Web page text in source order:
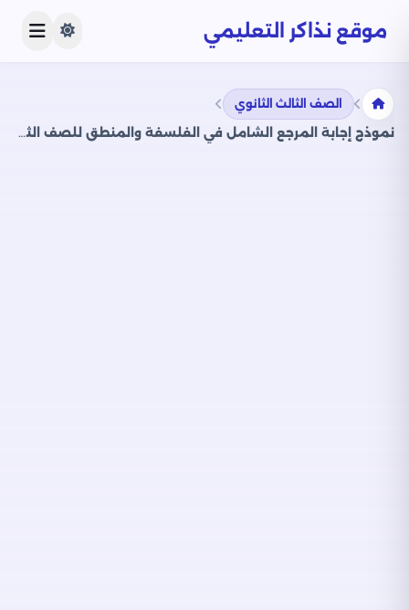
موقع نذاكر التعليمي
الصف الثالث الثانوي
نموذج إجابة المرجع الشامل في الفلسفة والمنطق للصف الثالث الثانوي (طبعة 2024)